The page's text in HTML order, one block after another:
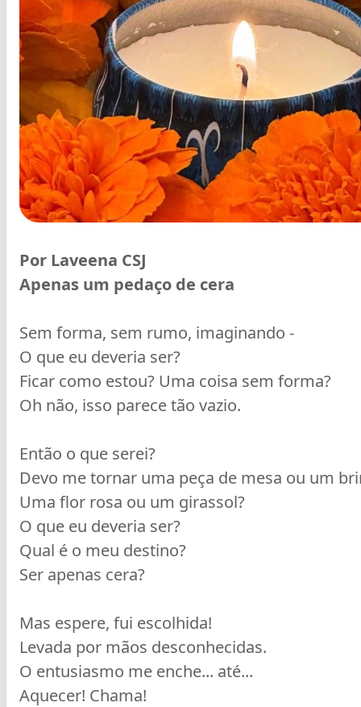
Por Laveena CSJ
Apenas um pedaço de cera
Sem forma, sem rumo, imaginando -
O que eu deveria ser?
Ficar como estou? Uma coisa sem forma?
Oh não, isso parece tão vazio.
Então o que serei?
Devo me tornar uma peça de mesa ou um
Uma flor rosa ou um girassol?
O que eu deveria ser?
Qual é o meu destino?
Ser apenas cera?
Mas espere, fui escolhida!
Levada por mãos desconhecidas.
O entusiasmo me enche... até...
Aquecer! Chama!